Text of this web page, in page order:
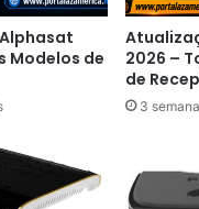
Modelos de
2026 –
de
3